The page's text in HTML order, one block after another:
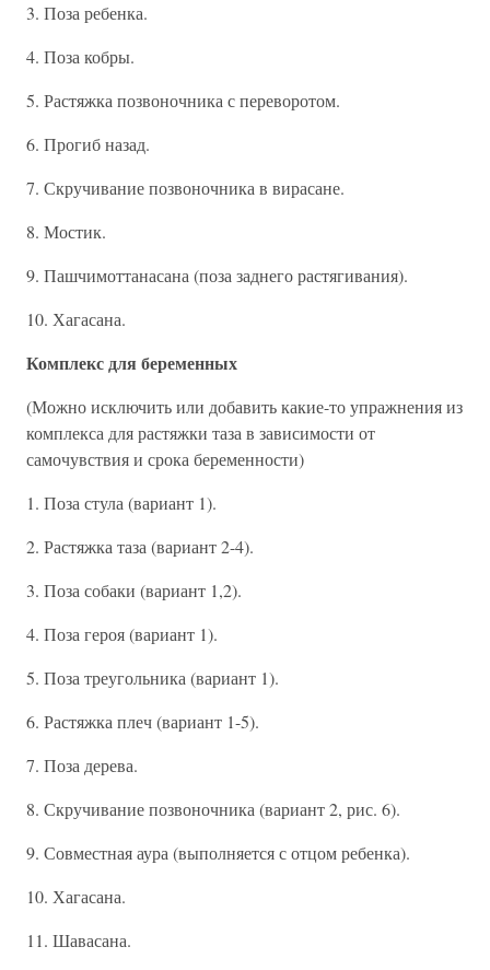
3. Поза ребенка.
4. Поза кобры.
5. Растяжка позвоночника с переворотом.
6. Прогиб назад.
7. Скручивание позвоночника в вирасане.
8. Мостик.
9. Пашчимоттанасана (поза заднего растягивания).
10. Хагасана.
Комплекс для беременных
(Можно исключить или добавить какие-то упражнения из
комплекса для растяжки таза в зависимости от
самочувствия и срока беременности)
1. Поза стула (вариант 1).
2. Растяжка таза (вариант 2-4).
3. Поза собаки (вариант 1,2).
4. Поза героя (вариант 1).
5. Поза треугольника (вариант 1).
6. Растяжка плеч (вариант 1-5).
7. Поза дерева.
8. Скручивание позвоночника (вариант 2, рис. 6).
9. Совместная аура (выполняется с отцом ребенка).
10. Хагасана.
11. Шавасана.